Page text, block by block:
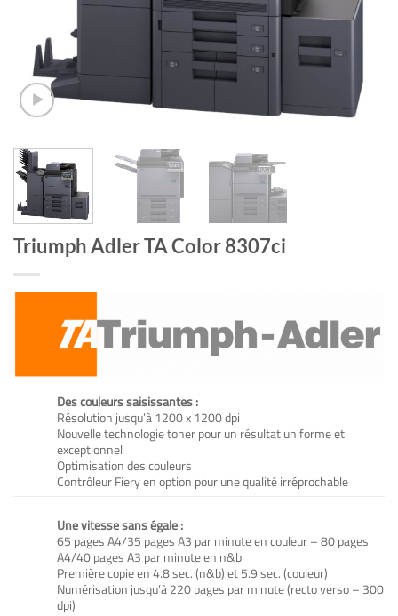
Triumph Adler TA Color 8307ci
Des couleurs saisissantes :
Résolution jusqu’à 1200 x 1200 dpi
Nouvelle technologie toner pour un résultat uniforme et
exceptionnel
Optimisation des couleurs
Contrôleur Fiery en option pour une qualité irréprochable
Une vitesse sans égale :
65 pages A4/35 pages A3 par minute en couleur – 80 pages
A4/40 pages A3 par minute en n&b
Première copie en 4.8 sec. (n&b) et 5.9 sec. (couleur)
Numérisation jusqu’à 220 pages par minute (recto verso – 300
dpi)